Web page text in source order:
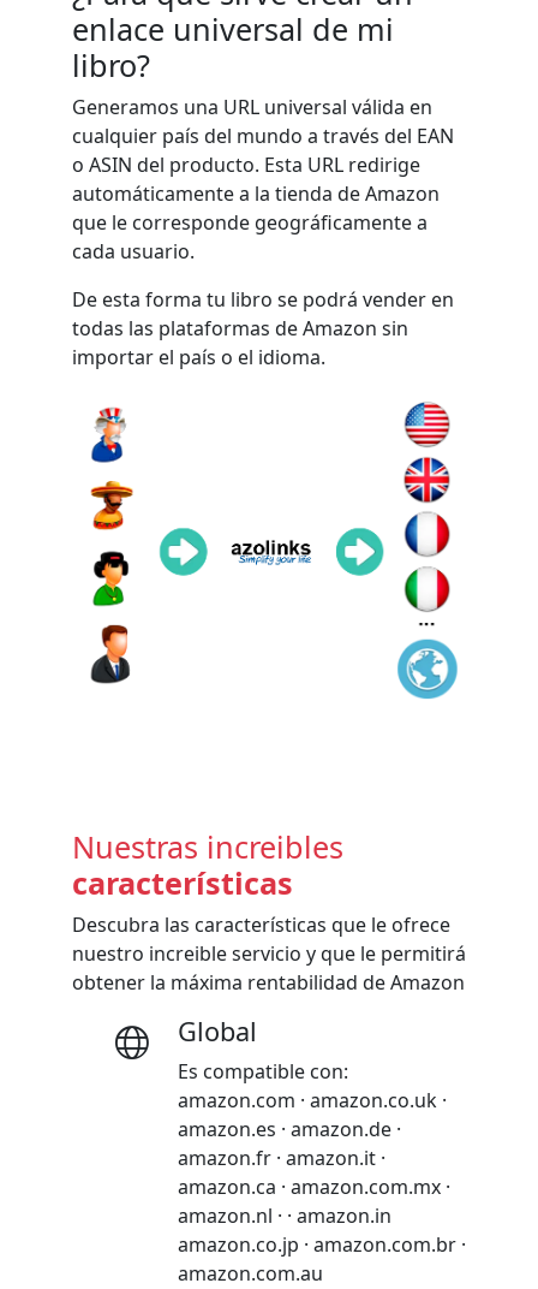
enlace universal de mi
libro?
Generamos una URL universal válida en
cualquier país del mundo a través del EAN
o ASIN del producto. Esta URL redirige
automáticamente a la tienda de Amazon
que le corresponde geográficamente a
cada usuario.
De esta forma tu libro se podrá vender en
todas las plataformas de Amazon sin
importar el país o el idioma.
Nuestras increibles
características
Descubra las características que le ofrece
nuestro increible servicio y que le permitirá
obtener la máxima rentabilidad de Amazon
Global
Es compatible con:
amazon.com · amazon.co.uk ·
amazon.es · amazon.de ·
amazon.fr · amazon.it ·
amazon.ca · amazon.com.mx ·
amazon.nl · · amazon.in
amazon.co.jp · amazon.com.br ·
amazon.com.au